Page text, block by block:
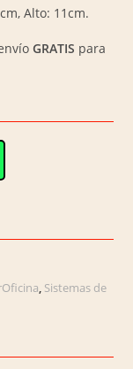
Alto: 11cm.
GRATIS para
, Sistemas de